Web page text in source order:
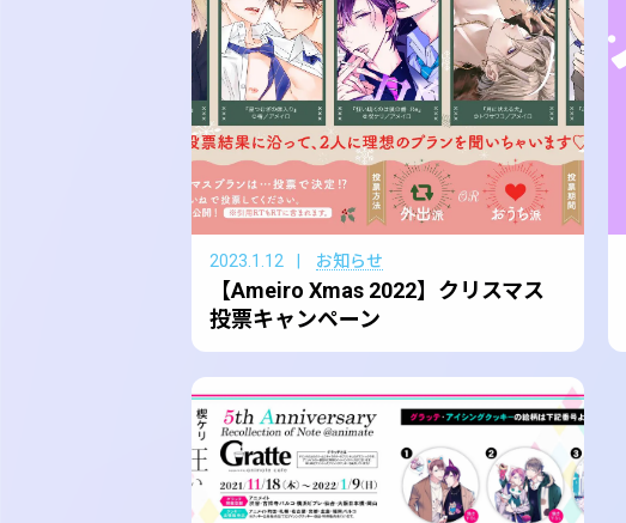
2023.1.12 お知らせ
【Ameiro Xmas 2022】クリスマス
投票キャンペーン